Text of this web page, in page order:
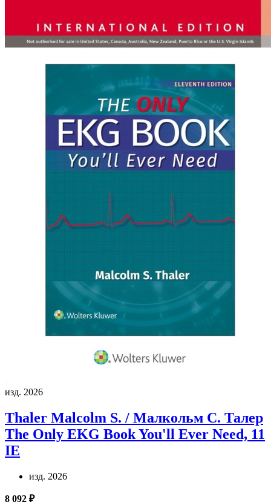
изд. 2026
Thaler Malcolm S. / Малкольм С. Талер
The Only EKG Book You'll Ever Need, 11
IE
изд. 2026
8 092 ₽